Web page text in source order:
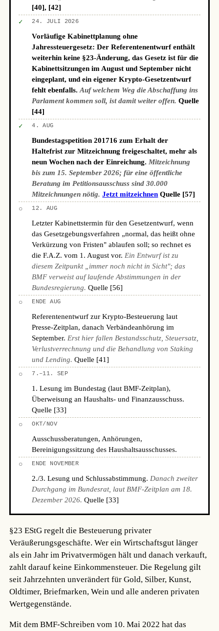
[40], [42]
✓ 24. JULI 2026
Vorläufige Kabinettplanung ohne
Jahressteuergesetz: Der Referentenentwurf enthält
weiterhin keine §23-Änderung, das Gesetz ist für die
Kabinettsitzungen im August und September nicht
eingeplant, und ein eigener Krypto-Gesetzentwurf
fehlt ebenfalls.Auf welchem Weg die Abschaffung ins
Parlament kommen soll, ist damit weiter offen. Quelle
[44]
✓ 4. AUG
Bundestagspetition 201716 zum Erhalt der
Haltefrist zur Mitzeichnung freigeschaltet, mehr als
neun Wochen nach der Einreichung. Mitzeichnung
bis zum 15. September 2026; für eine öffentliche
Beratung im Petitionsausschuss sind 30.000
Mitzeichnungen nötig. Jetzt mitzeichnen Quelle [57]
○ 12. AUG
Letzter Kabinettstermin für den Gesetzentwurf, wenn
das Gesetzgebungsverfahren „normal, das heißt ohne
Verkürzung von Fristen" ablaufen soll; so rechnet es
die F.A.Z. vom 1. August vor. Ein Entwurf ist zu
diesem Zeitpunkt „immer noch nicht in Sicht"; das
BMF verweist auf laufende Abstimmungen in der
Bundesregierung. Quelle [56]
○ ENDE AUG
Referentenentwurf zur Krypto-Besteuerung laut
Presse-Zeitplan, danach Verbändeanhörung im
September. Erst hier fallen Bestandsschutz, Steuersatz,
Verlustverrechnung und die Behandlung von Staking
und Lending. Quelle [41]
○ 7.–11. SEP
1. Lesung im Bundestag (laut BMF-Zeitplan),
Überweisung an Haushalts- und Finanzausschuss.
Quelle [33]
○ OKT/NOV
Ausschussberatungen, Anhörungen,
Bereinigungssitzung des Haushaltsausschusses.
○ ENDE NOVEMBER
2./3. Lesung und Schlussabstimmung. Danach zweiter
Durchgang im Bundesrat, laut BMF-Zeitplan am 18.
Dezember 2026. Quelle [33]
§23 EStG regelt die Besteuerung privater
Veräußerungsgeschäfte. Wer ein Wirtschaftsgut länger
als ein Jahr im Privatvermögen hält und danach verkauft,
zahlt darauf keine Einkommensteuer. Die Regelung gilt
seit Jahrzehnten unverändert für Gold, Silber, Kunst,
Oldtimer, Briefmarken, Wein und alle anderen privaten
Wertgegenstände.
Mit dem BMF-Schreiben vom 10. Mai 2022 hat das